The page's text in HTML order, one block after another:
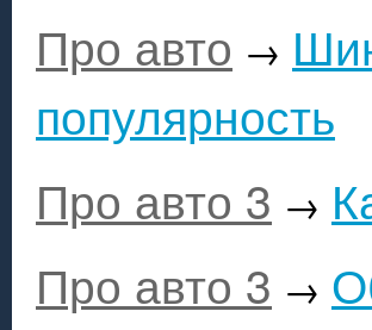
Про авто →
популярность
Про авто 3 →
Про авто 3 →